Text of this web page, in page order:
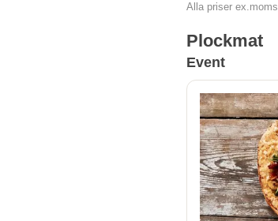
Alla priser ex.moms
Plockmat
Event